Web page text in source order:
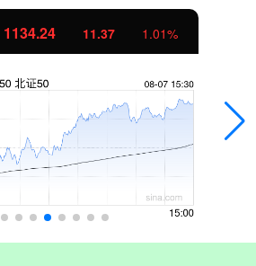
1134.24 11.37 1.01%